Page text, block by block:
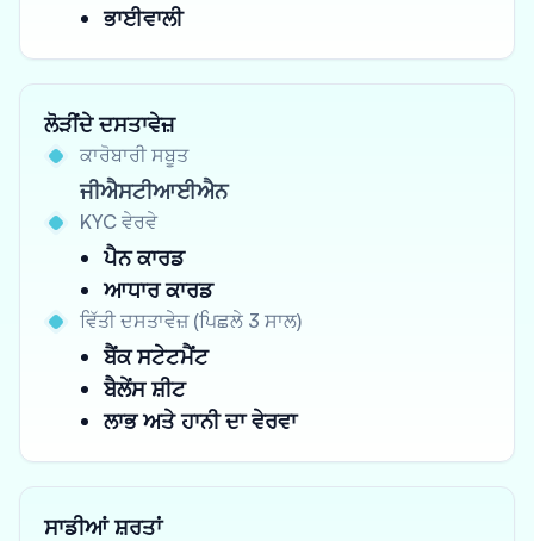
ਭਾਈਵਾਲੀ
ਲੋੜੀਂਦੇ ਦਸਤਾਵੇਜ਼
ਕਾਰੋਬਾਰੀ ਸਬੂਤ
ਜੀਐਸਟੀਆਈਐਨ
KYC ਵੇਰਵੇ
ਪੈਨ ਕਾਰਡ
ਆਧਾਰ ਕਾਰਡ
ਵਿੱਤੀ ਦਸਤਾਵੇਜ਼ (ਪਿਛਲੇ 3 ਸਾਲ)
ਬੈਂਕ ਸਟੇਟਮੈਂਟ
ਬੈਲੇਂਸ ਸ਼ੀਟ
ਲਾਭ ਅਤੇ ਹਾਨੀ ਦਾ ਵੇਰਵਾ
ਸਾਡੀਆਂ ਸ਼ਰਤਾਂ